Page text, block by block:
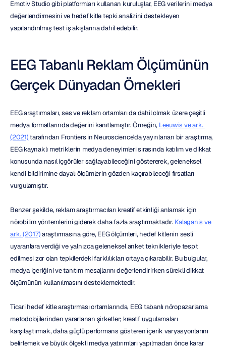
Emotiv Studio gibi platformları kullanan kuruluşlar, EEG verilerini medya
değerlendirmesini ve hedef kitle tepki analizini destekleyen
yapılandırılmış test iş akışlarına dahil edebilir.
EEG Tabanlı Reklam Ölçümünün
Gerçek Dünyadan Örnekleri
EEG araştırmaları, ses ve reklam ortamları da dahil olmak üzere çeşitli
medya formatlarında değerini kanıtlamıştır. Örneğin, Leeuwis ve ark.
(2021) tarafından Frontiers in Neuroscience'da yayınlanan bir araştırma,
EEG kaynaklı metriklerin medya deneyimleri sırasında katılım ve dikkat
konusunda nasıl içgörüler sağlayabileceğini göstererek, geleneksel
kendi bildirimine dayalı ölçümlerin gözden kaçırabileceği fırsatları
vurgulamıştır.
Benzer şekilde, reklam araştırmacıları kreatif etkinliği anlamak için
nörobilim yöntemlerini giderek daha fazla araştırmaktadır. Kalaganis ve
ark. (2017) araştırmasına göre, EEG ölçümleri, hedef kitlenin sesli
uyaranlara verdiği ve yalnızca geleneksel anket teknikleriyle tespit
edilmesi zor olan tepkilerdeki farklılıkları ortaya çıkarabilir. Bu bulgular,
medya içeriğini ve tanıtım mesajlarını değerlendirirken sürekli dikkat
ölçümünün kullanılmasını desteklemektedir.
Ticari hedef kitle araştırması ortamlarında, EEG tabanlı nöropazarlama
metodolojilerinden yararlanan şirketler; kreatif uygulamaları
karşılaştırmak, daha güçlü performans gösteren içerik varyasyonlarını
belirlemek ve büyük ölçekli medya yatırımları yapılmadan önce karar